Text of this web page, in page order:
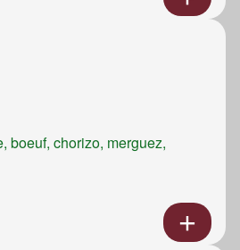
boeuf, chorizo, merguez,